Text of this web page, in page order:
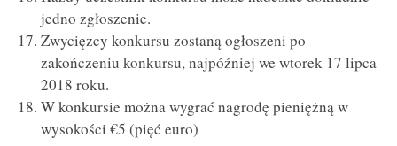
jedno zgłoszenie.
Zwycięzcy konkursu zostaną ogłoszeni po
zakończeniu konkursu, najpóźniej we wtorek 17 lipca
2018 roku.
W konkursie można wygrać nagrodę pieniężną w
wysokości €5 (pięć euro)